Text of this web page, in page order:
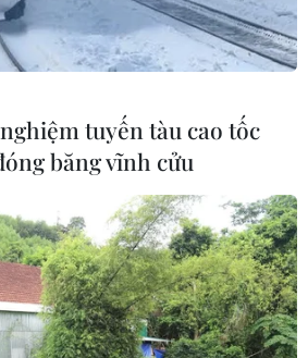
Israel chưa
về Dải Gaza
phạt đối với
thuận về
tuyến tàu cao tốc
băng vĩnh cửu